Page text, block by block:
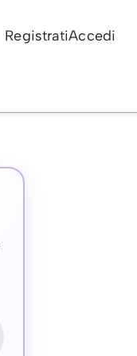
RegistratiAccedi